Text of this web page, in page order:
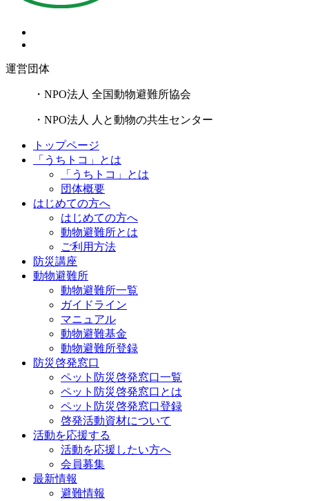
運営団体
・NPO法人 全国動物避難所協会
・NPO法人 人と動物の共生センター
トップページ
「うちトコ」とは
「うちトコ」とは
団体概要
はじめての方へ
はじめての方へ
動物避難所とは
ご利用方法
防災講座
動物避難所
動物避難所一覧
ガイドライン
マニュアル
動物避難基金
動物避難所登録
防災啓発窓口
ペット防災啓発窓口一覧
ペット防災啓発窓口とは
ペット防災啓発窓口登録
啓発活動資材について
活動を応援する
活動を応援したい方へ
会員募集
最新情報
避難情報